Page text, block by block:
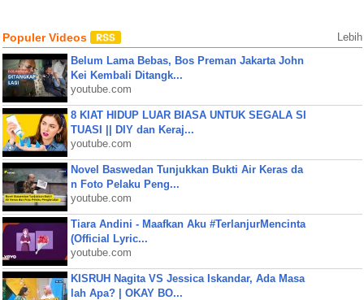
Populer Videos Lebih
Belum Lama Bebas, Bos Preman Jakarta John
Kei Kembali Ditangk...
youtube.com
8 KIAT HIDUP LUAR BIASA UNTUK SEGALA SI
TUASI || DIY dan Keraj...
youtube.com
Novel Baswedan Tunjukkan Bukti Air Keras da
n Foto Pelaku Peng...
youtube.com
Tiara Andini - Maafkan Aku #TerlanjurMencinta
(Official Lyric...
youtube.com
KISRUH Nagita VS Jessica Iskandar, Ada Masa
lah Apa? | OKAY BO...